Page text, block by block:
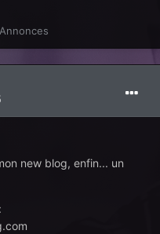
new blog, enfin... un